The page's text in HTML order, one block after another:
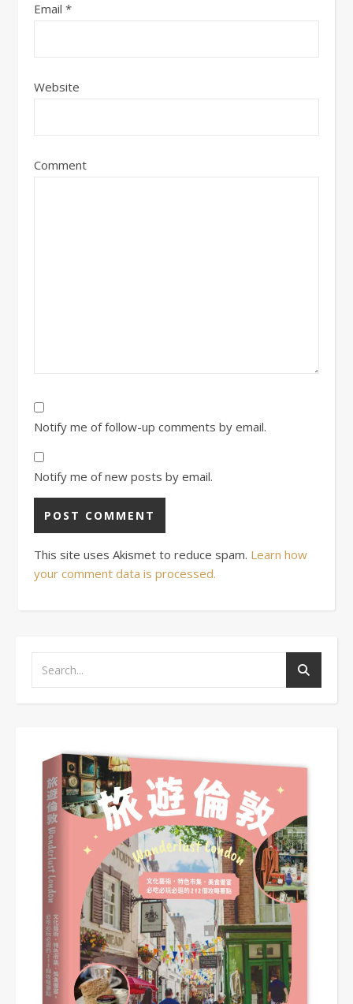
Email *
Website
Comment
Notify me of follow-up comments by email.
Notify me of new posts by email.
This site uses Akismet to reduce spam. Learn how
your comment data is processed.